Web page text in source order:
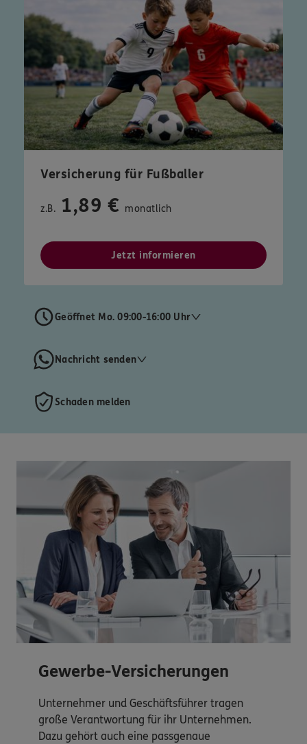
Versicherung für Fußballer
z.B. 1,89 € monatlich
Jetzt informieren
Geöffnet Mo. 09:00-16:00 Uhr
Nachricht senden
Schaden melden
Gewerbe-Versicherungen
Unternehmer und Geschäftsführer tragen
große Verantwortung für ihr Unternehmen.
Dazu gehört auch eine passgenaue